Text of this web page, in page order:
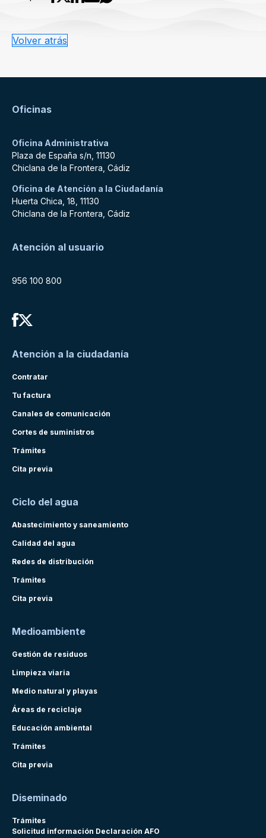
Volver atrás
Oficinas
Oficina Administrativa
Plaza de España s/n, 11130
Chiclana de la Frontera, Cádiz
Oficina de Atención a la Ciudadanía
Huerta Chica, 18, 11130
Chiclana de la Frontera, Cádiz
Atención al usuario
956 100 800
Atención a la ciudadanía
Contratar
Tu factura
Canales de comunicación
Cortes de suministros
Trámites
Cita previa
Ciclo del agua
Abastecimiento y saneamiento
Calidad del agua
Redes de distribución
Trámites
Cita previa
Medioambiente
Gestión de residuos
Limpieza viaria
Medio natural y playas
Áreas de reciclaje
Educación ambiental
Trámites
Cita previa
Diseminado
Trámites
Solicitud información Declaración AFO